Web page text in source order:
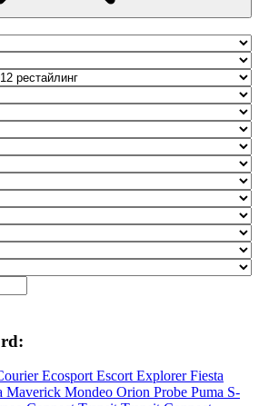
Ecosport Escort ExplorerFiesta
Maverick Mondeo Orion Probe Puma S-